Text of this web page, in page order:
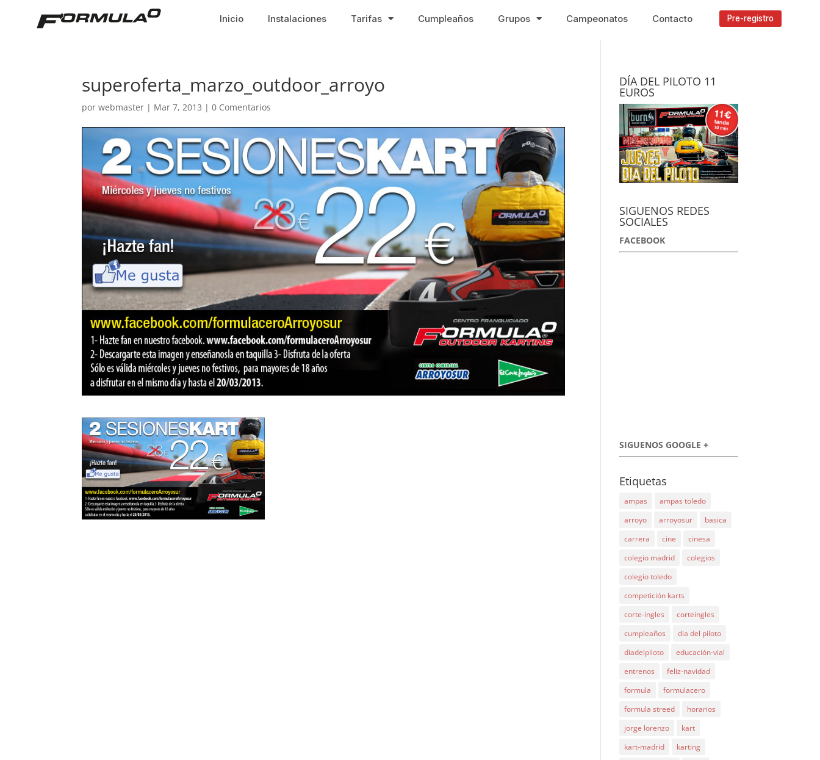
Inicio Instalaciones Tarifas Cumpleaños Grupos Campeonatos Contacto Pre-registro
superoferta_marzo_outdoor_arroyo
porwebmaster | Mar 7, 2013 |0 Comentarios
DÍA DEL PILOTO 11
EUROS
SIGUENOS REDES
SOCIALES
FACEBOOK
SIGUENOS GOOGLE +
Etiquetas
ampas
ampas toledo
arroyo
arroyosur
basica
carrera
cine
cinesa
colegio madrid
colegios
colegio toledo
competición karts
corte-ingles
corteingles
cumpleaños
dia del piloto
diadelpiloto
educación-vial
entrenos
feliz-navidad
formula
formulacero
formula streed
horarios
jorge lorenzo
kart
kart-madrid
karting